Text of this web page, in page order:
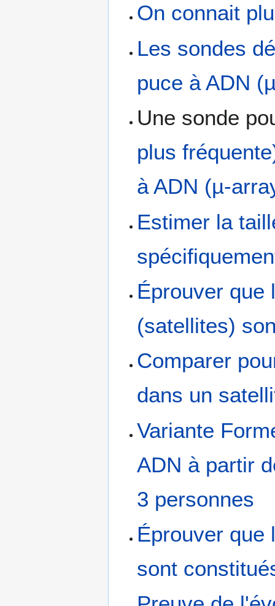
On connait
Les sondes
puce à ADN
Une sonde
plus
à ADN (µ-
Estimer la
Éprouver que
(satellites)
Comparer
dans un
Variante
ADN à partir
3 personnes
Éprouver que
sont